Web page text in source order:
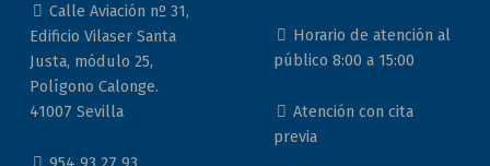
Calle Aviación nº 31,
Edificio Vilaser Santa
Justa, módulo 25,
Polígono Calonge.
41007 Sevilla
Horario de atención al
público 8:00 a 15:00
Atención con cita
previa